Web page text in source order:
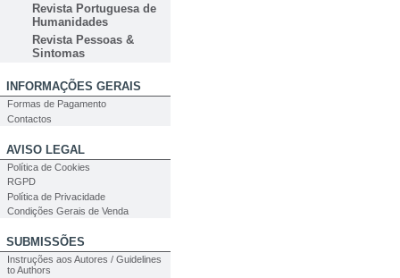
Revista Portuguesa de
Humanidades
Revista Pessoas &
Sintomas
INFORMAÇÕES GERAIS
Formas de Pagamento
Contactos
AVISO LEGAL
Política de Cookies
RGPD
Política de Privacidade
Condições Gerais de Venda
SUBMISSÕES
Instruções aos Autores / Guidelines
to Authors